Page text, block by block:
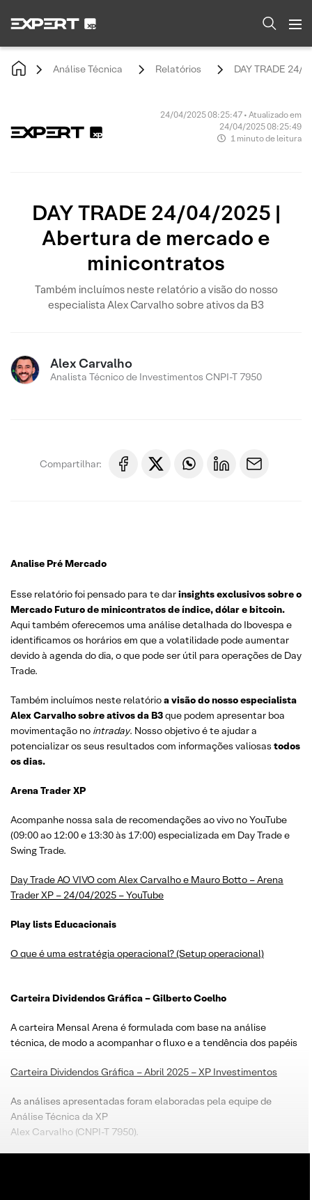
Análise Técnica Relatórios DAY TRADE 24/
24/04/2025 08:25:47 • Atualizado em
24/04/2025 08:25:49
1 minuto de leitura
DAY TRADE 24/04/2025 |
Abertura de mercado e
minicontratos
Também incluímos neste relatório a visão do nosso
especialista Alex Carvalho sobre ativos da B3
Alex Carvalho
Analista Técnico de Investimentos CNPI-T 7950
Compartilhar:
Analise Pré Mercado
Esse relatório foi pensado para te darinsights exclusivos sobre o
Mercado Futuro de minicontratos de índice, dólar e bitcoin.
Aqui também oferecemos uma análise detalhada do Ibovespa e
identificamos os horários em que a volatilidade pode aumentar
devido à agenda do dia, o que pode ser útil para operações de Day
Trade.
Também incluímos neste relatórioa visão do nosso especialista
Alex Carvalho sobre ativos da B3que podem apresentar boa
movimentação no intraday. Nosso objetivo é te ajudar a
potencializar os seus resultados com informações valiosas todos
os dias.
Arena Trader XP
Acompanhe nossa sala de recomendações ao vivo no YouTube
(09:00 ao 12:00 e 13:30 às 17:00) especializada em Day Trade e
Swing Trade.
Day Trade AO VIVO com Alex Carvalho e Mauro Botto – Arena
Trader XP – 24/04/2025 – YouTube
Play lists Educacionais
O que é uma estratégia operacional? (Setup operacional)
Carteira Dividendos Gráfica – Gilberto Coelho
A carteira Mensal Arena é formulada com base na análise
técnica, de modo a acompanhar o fluxo e a tendência dos papéis
Carteira Dividendos Gráfica – Abril 2025 – XP Investimentos
As análises apresentadas foram elaboradas pela equipe de
Análise Técnica da XP
Alex Carvalho (CNPI-T 7950).